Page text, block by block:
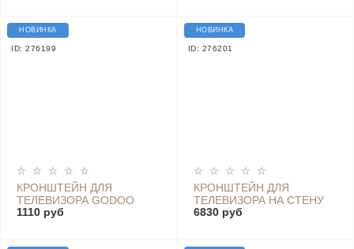
НОВИНКА
ID: 276199
КРОНШТЕЙН ДЛЯ
ТЕЛЕВИЗОРА GODOO
MH78-446
1110 руб
НОВИНКА
ID: 276201
КРОНШТЕЙН ДЛЯ
ТЕЛЕВИЗОРА НА СТЕНУ
ПОВОРОТНЫЙ GODOO
6830 руб